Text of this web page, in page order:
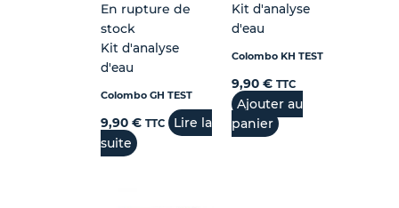
En rupture de
stock
Kit d'analyse
d'eau
Colombo GH TEST
9,90 € TTC
Lire la
suite
Kit d'analyse
d'eau
Colombo KH TEST
9,90 € TTC
Ajouter au
panier